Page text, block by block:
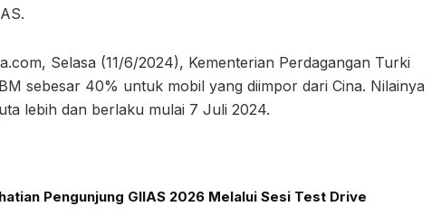
Selasa (11/6/2024), Kementerian Perdagangan Turki
sebesar 40% untuk mobil yang diimpor dari Cina. Nilainya
lebih dan berlaku mulai 7 Juli 2024.
Pengunjung GIIAS 2026 Melalui Sesi Test Drive